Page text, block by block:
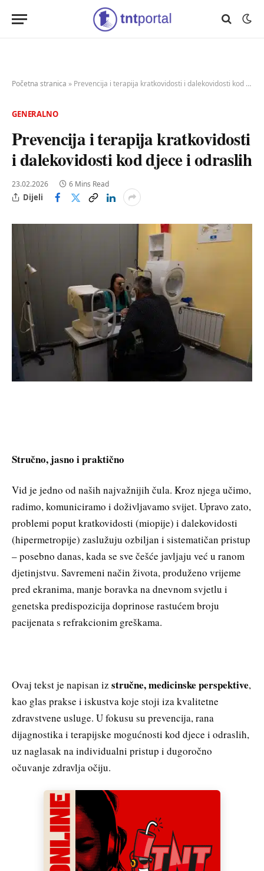
Početna stranica » Prevencija i terapija kratkovidosti i dalekovidosti kod djece i odraslih
GENERALNO
Prevencija i terapija kratkovidosti
i dalekovidosti kod djece i odraslih
23.02.2026 6 Mins Read
Dijeli
Stručno, jasno i praktično
Vid je jedno od naših najvažnijih čula. Kroz njega učimo,
radimo, komuniciramo i doživljavamo svijet. Upravo zato,
problemi poput kratkovidosti (miopije) i dalekovidosti
(hipermetropije) zaslužuju ozbiljan i sistematičan pristup
– posebno danas, kada se sve češće javljaju već u ranom
djetinjstvu. Savremeni način života, produženo vrijeme
pred ekranima, manje boravka na dnevnom svjetlu i
genetska predispozicija doprinose rastućem broju
pacijenata s refrakcionim greškama.
Ovaj tekst je napisan iz stručne, medicinske perspektive,
kao glas prakse i iskustva koje stoji iza kvalitetne
zdravstvene usluge. U fokusu su prevencija, rana
dijagnostika i terapijske mogućnosti kod djece i odraslih,
uz naglasak na individualni pristup i dugoročno
očuvanje zdravlja očiju.